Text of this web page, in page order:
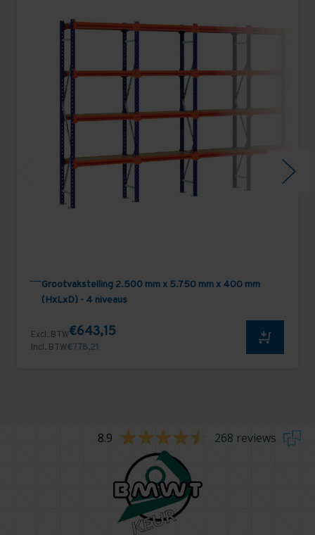
Grootvakstelling 2.500 mm x 5.750 mm x 400 mm
(HxLxD) - 4 niveaus
Excl. BTW€643,15
Incl. BTW€778,21
8.9 268 reviews